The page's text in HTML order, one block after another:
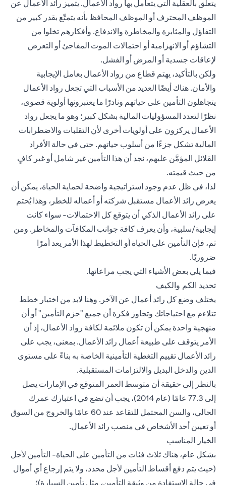
يتعلق بالعقلية التي يتعامل بها رواد الأعمال. يتميز رائد الأعمال عن
الموظف المحترف أو الموظف المحافظ بأنه يتمتّع بقدر كبير من
التفاؤل والمثابرة والمخاطرة والاندفاع. وأفكارهم تخلوا من
التشاؤم أو الانهزامية أو احتمالات الموت المفاجئ أو التعرض
لإعاقات جسدية أو المرض أو الفشل.
ولكن بالتأكيد، يهتم قطاع من رواد الأعمال بعامل الإيجابية
والأمان. هناك أيضًا العديد من الأسباب التي تجعل رواد الأعمال
يتجاهلون التأمين على حياتهم ونادرًا ما يعتبرونها أولوية قصوى،
نظرًا لتعدد المسؤوليات المالية بشكل كبير؛ وهو ما يجعل رواد
الأعمال يركزون على أولويات أخرى لأن التقلبات والاضطرابات
المالية تشكل جزءًا من أسلوب حياتهم. حتى في حالة الأفراد
القلائل المؤمَّن عليهم، نجد أن هذا التأمين غير شامل أو غير كافٍ
من حيث قيمته.
لذا، في ظل عدم وجود استراتيجية واضحة لحماية الحياة، يمكن أن
يعرض رائد الأعمال مستقبل شركته أو أعماله للخطر، وهذا يُحتم
على رائد الأعمال الذكي أن يتوقع كل الاحتمالات- سواء كانت
إيجابية/سلبية، وأن يعرف كافة جوانب المكافآت والمخاطر. ومن
ثم، فإن التأمين على الحياة أو التخطيط لهذا الأمر يعد أمرًا
ضروريًا.
فيما يلي بعض الأشياء التي يجب مراعاتها.
تحديد الكم والكيف
يختلف وضع كل رائد أعمال عن الآخر. وهنا لابد من اختيار خطط
تتلاءم مع احتياجاتك وتجاوز فكرة أن جميع "حزم التأمين" أو أن
منهجية واحدة يمكن أن تكون ملائمة لكافة رواد الأعمال، إذ أن
الأمر يتوقف على طبيعة أعمال رائد الأعمال. بمعنى، يجب على
رائد الأعمال تقييم التغطية التأمينية الخاصة به بناءً على مستوى
الدين والدخل البديل والالتزامات المستقبلية.
بالنظر إلى حقيقة أن متوسط العمر المتوقع في الإمارات يصل
إلى 77.3 عامًا (عام 2014)، يجب أن تضع في اعتبارك عمرك
الحالي، والسن المحتمل للتقاعد عند 60 عامًا والخروج من السوق
أو تعيين أحد الأشخاص في منصب رائد الأعمال.
الخيار المناسب
بشكل عام، هناك ثلاث فئات من التأمين على الحياة- التأمين لأجل
(حيث يتم دفع أقساط التأمين لأجل محدد، ولا يتم إرجاع أي أموال
في حالة الاستفادة من وثيقة التأمين، مثل تأمين السيارة)؛